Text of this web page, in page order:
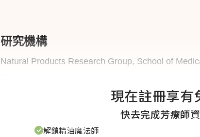
研究機構
Natural Products Research Group, School of
發表時間
現在註冊享有
快去完成芳療師
解鎖精油魔法師